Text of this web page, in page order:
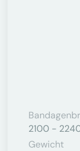
2100 -
Gewicht